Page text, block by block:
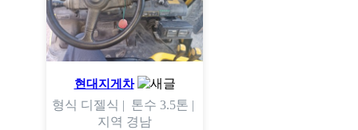
현대지게차
형식 디젤식 | 톤수 3.5톤 |
지역 경남